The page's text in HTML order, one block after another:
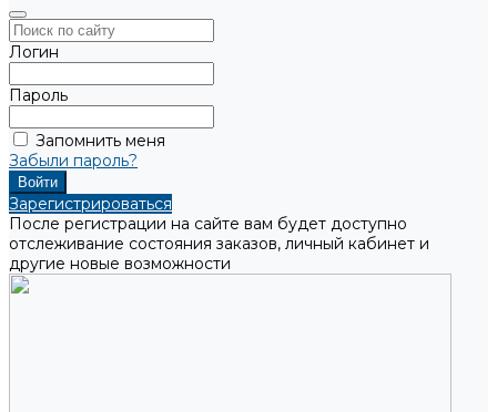
Логин
Пароль
Запомнить меня
Забыли пароль?
Зарегистрироваться
После регистрации на сайте вам будет доступно
отслеживание состояния заказов, личный кабинет и
другие новые возможности